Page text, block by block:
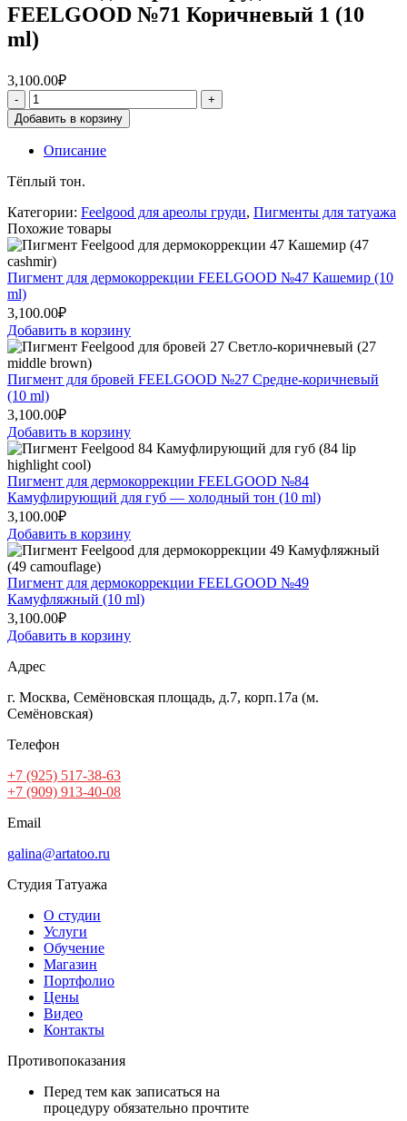
FEELGOOD №71 Коричневый 1 (10
ml)
3,100.00₽
Добавить в корзину
Описание
Тёплый тон.
Категории: Feelgood для ареолы груди, Пигменты для татуажа
Похожие товары
Пигмент для дермокоррекции FEELGOOD №47 Кашемир (10
ml)
3,100.00₽
Добавить в корзину
Пигмент для бровей FEELGOOD №27 Средне-коричневый
(10 ml)
3,100.00₽
Добавить в корзину
Пигмент для дермокоррекции FEELGOOD №84
Камуфлирующий для губ — холодный тон (10 ml)
3,100.00₽
Добавить в корзину
Пигмент для дермокоррекции FEELGOOD №49
Камуфляжный (10 ml)
3,100.00₽
Добавить в корзину
Адрес
г. Москва, Семёновская площадь, д.7, корп.17а (м.
Семёновская)
Телефон
+7 (925) 517-38-63
+7 (909) 913-40-08
Email
galina@artatoo.ru
Студия Татуажа
О студии
Услуги
Обучение
Магазин
Портфолио
Цены
Видео
Контакты
Противопоказания
Перед тем как записаться на
процедуру обязательно прочтите